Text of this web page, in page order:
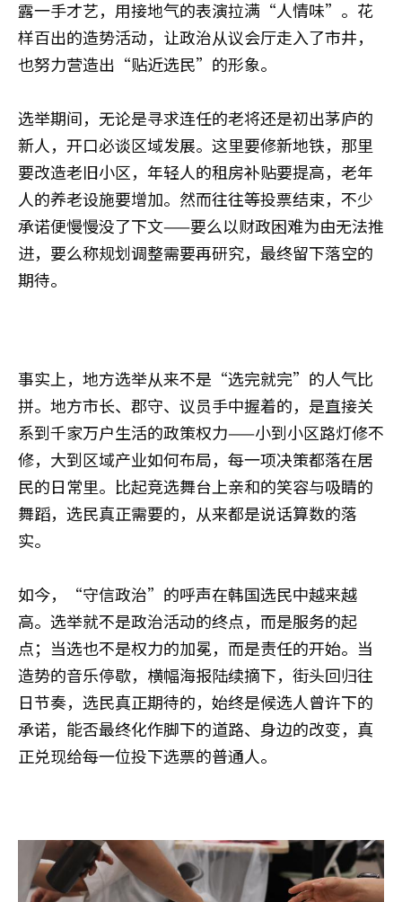
露一手才艺，用接地气的表演拉满“人情味”。花
样百出的造势活动，让政治从议会厅走入了市井，
也努力营造出“贴近选民”的形象。
选举期间，无论是寻求连任的老将还是初出茅庐的
新人，开口必谈区域发展。这里要修新地铁，那里
要改造老旧小区，年轻人的租房补贴要提高，老年
人的养老设施要增加。然而往往等投票结束，不少
承诺便慢慢没了下文——要么以财政困难为由无法推
进，要么称规划调整需要再研究，最终留下落空的
期待。
事实上，地方选举从来不是“选完就完”的人气比
拼。地方市长、郡守、议员手中握着的，是直接关
系到千家万户生活的政策权力——小到小区路灯修不
修，大到区域产业如何布局，每一项决策都落在居
民的日常里。比起竞选舞台上亲和的笑容与吸睛的
舞蹈，选民真正需要的，从来都是说话算数的落
实。
如今，“守信政治”的呼声在韩国选民中越来越
高。选举就不是政治活动的终点，而是服务的起
点；当选也不是权力的加冕，而是责任的开始。当
造势的音乐停歇，横幅海报陆续摘下，街头回归往
日节奏，选民真正期待的，始终是候选人曾许下的
承诺，能否最终化作脚下的道路、身边的改变，真
正兑现给每一位投下选票的普通人。